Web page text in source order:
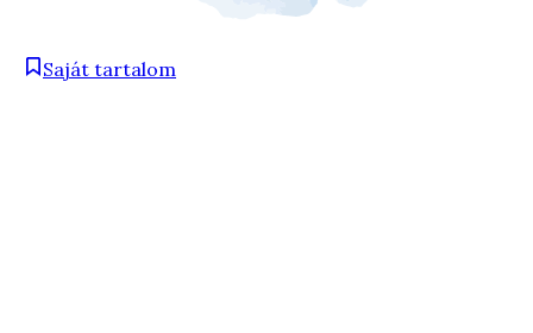
Saját tartalom